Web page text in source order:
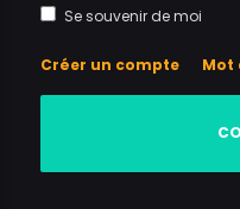
Se souvenir de moi
Créer un compte Mot